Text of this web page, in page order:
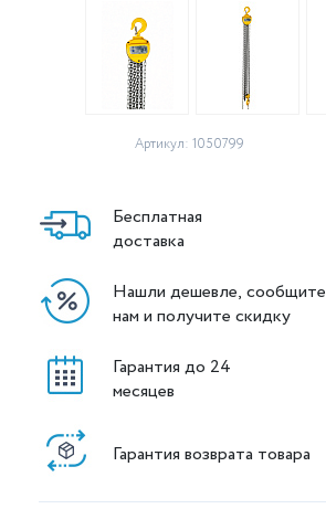
Артикул: 1050799
Бесплатная
доставка
Нашли дешевле, сообщите
нам и получите скидку
Гарантия до 24
месяцев
Гарантия возврата товара